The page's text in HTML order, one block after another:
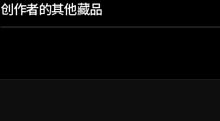
创作者的其他藏品